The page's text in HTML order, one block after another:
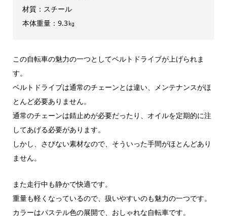
材質：スチール
本体重量：9.3㎏
この自転車の魅力の一つとしてベルトドライブが上げられま
す。
ベルトドライブは通常のチェーンとは違い、メンテナンスがほ
とんど必要ありません。
通常のチェーンは錆止めが必要だったり、オイルを定期的に注
してあげる必要があります。
しかし、さびない素材なので、そういった手間がほとんどあり
ません。
また走行中も静かで快適です。
重量も軽くなっているので、扱いやすいのも魅力の一つです。
カラーはパステル色の展開で、おしゃれな自転車です。